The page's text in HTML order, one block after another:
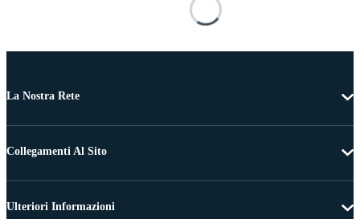
La Nostra Rete
Collegamenti Al Sito
Ulteriori Informazioni